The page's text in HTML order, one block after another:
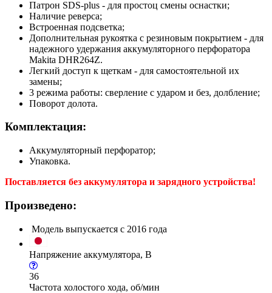
Патрон SDS-plus - для простоц смены оснастки;
Наличие реверса;
Встроенная подсветка;
Дополнительная рукоятка с резиновым покрытием - для
надежного удержания аккумуляторного перфоратора
Makita DHR264Z.
Легкий доступ к щеткам - для самостоятельной их
замены;
3 режима работы: сверление с ударом и без, долбление;
Поворот долота.
Комплектация:
Аккумуляторный перфоратор;
Упаковка.
Поставляется без аккумулятора и зарядного устройства!
Произведено:
Модель выпускается с 2016 года
Напряжение аккумулятора, В
36
Частота холостого хода, об/мин